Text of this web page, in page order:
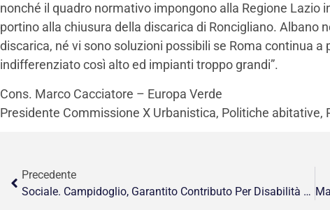
nonché il quadro normativo impongono alla Regione Lazio
portino alla chiusura della discarica di Roncigliano. Albano
discarica, né vi sono soluzioni possibili se Roma continua a
indifferenziato così alto ed impianti troppo grandi”.
Cons. Marco Cacciatore – Europa Verde
Presidente Commissione X Urbanistica, Politiche abitative,
Precedente
Sociale. Campidoglio, Garantito Contributo Per Disabilità Gravissima A Intero Elenco